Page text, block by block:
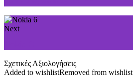
Next
Σχετικές Αξιολογήσεις
Added to wishlistRemoved from wishlist